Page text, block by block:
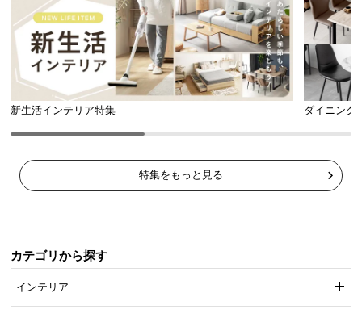
新生活インテリア特集 ダイニング
特集をもっと見る
カテゴリから探す
インテリア